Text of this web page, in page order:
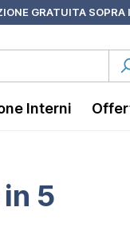
GRATUITA
Interni
5